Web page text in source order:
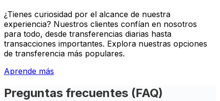
¿Tienes curiosidad por el alcance de nuestra
experiencia? Nuestros clientes confían en nosotros
para todo, desde transferencias diarias hasta
transacciones importantes. Explora nuestras opciones
de transferencia más populares.
Aprende más
Preguntas frecuentes (FAQ)